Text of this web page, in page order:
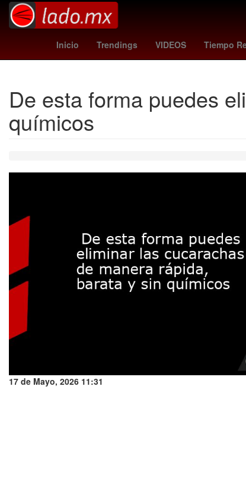
Inicio Trendings VIDEOS Tiempo
Empresa Elvis Presley 2024 Pop punk Desirée
De esta forma puedes
químicos
17 de Mayo, 2026 11:31